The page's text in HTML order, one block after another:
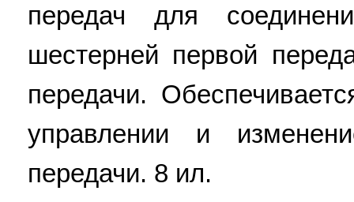
передач для
шестерней первой
передачи.
управлении и
передачи. 8 ил.